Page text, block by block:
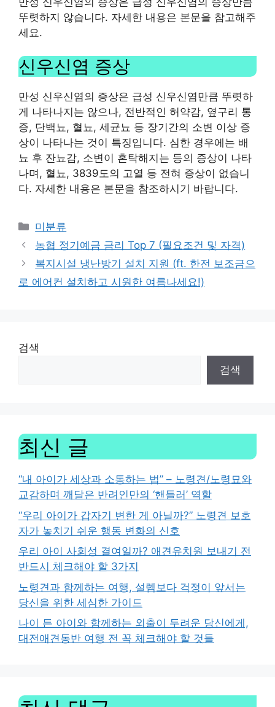
뚜렷하지 않습니다. 자세한 내용은 본문을 참고해주
세요.
신우신염 증상
만성 신우신염의 증상은 급성 신우신염만큼 뚜렷하
게 나타나지는 않으나, 전반적인 허약감, 옆구리 통
증, 단백뇨, 혈뇨, 세균뇨 등 장기간의 소변 이상 증
상이 나타나는 것이 특징입니다. 심한 경우에는 배
뇨 후 잔뇨감, 소변이 혼탁해지는 등의 증상이 나타
나며, 혈뇨, 3839도의 고열 등 전혀 증상이 없습니
다. 자세한 내용은 본문을 참조하시기 바랍니다.
Categories
미분류
농협 정기예금 금리 Top 7 (필요조건 및 자격)
복지시설 냉난방기 설치 지원 (ft. 한전 보조금으
로 에어컨 설치하고 시원한 여름나세요!)
검색
검색
최신 글
“내 아이가 세상과 소통하는 법” – 노령견/노령묘와
교감하며 깨달은 반려인만의 ‘핸들러’ 역할
“우리 아이가 갑자기 변한 게 아닐까?” 노령견 보호
자가 놓치기 쉬운 행동 변화의 신호
우리 아이 사회성 결여일까? 애견유치원 보내기 전
반드시 체크해야 할 3가지
노령견과 함께하는 여행, 설렘보다 걱정이 앞서는
당신을 위한 세심한 가이드
나이 든 아이와 함께하는 외출이 두려운 당신에게,
대전애견동반 여행 전 꼭 체크해야 할 것들